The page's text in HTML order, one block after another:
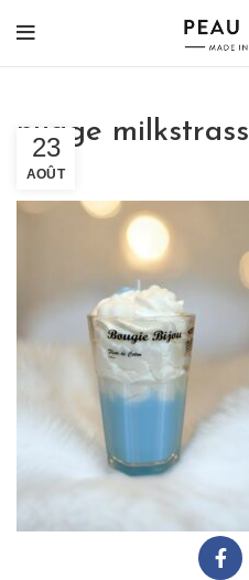
nuage milkstrass
23
AOÛT